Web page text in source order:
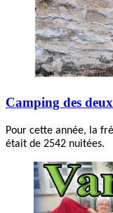
Camping des
Pour cette année, la
était de 2542 nuitées.